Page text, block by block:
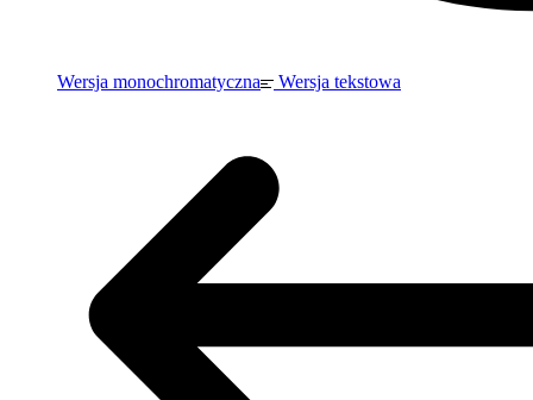
Wersja monochromatyczna Wersja tekstowa